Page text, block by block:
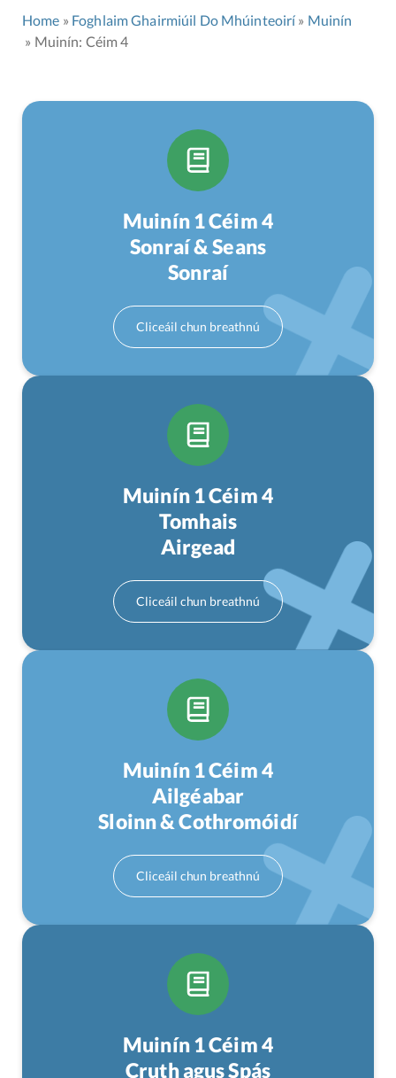
Home Foghlaim Ghairmiúil Do Mhúinteoirí
Muinín
Muinín: Céim 4
Muinín 1 Céim 4
Sonraí & Seans
Sonraí
Muinín 1 Céim 4
Tomhais
Airgead
Muinín 1 Céim 4
Ailgéabar
Sloinn & Cothromóidí
Muinín 1 Céim 4
Cruth agus Spás